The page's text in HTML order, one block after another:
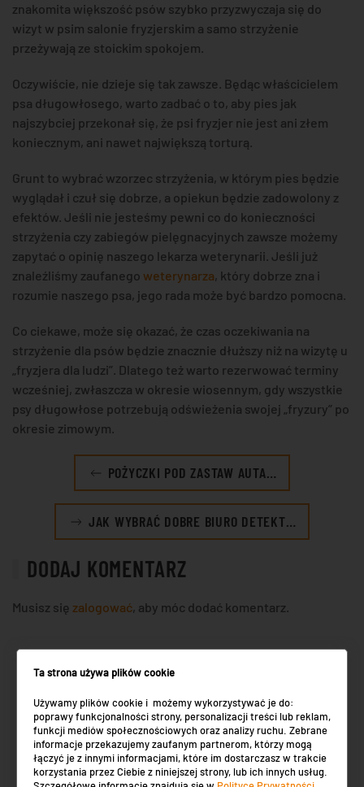
znakomita większość psów szybko przyzwyczaja się do
wizyt w psim salonie fryzjerskim a samo strzyżenie
przeżywają ze stoickim spokojem.
Oczywiście, nie dzieje się tak zawsze. Będąc właścicielem
psa długowłosego, warto zadbać o to, aby pies jak
najszybciej przekonał się, że psi fryzjer nie jest ani złem
koniecznym, ani nawet największą torturą.
Grunt to wybrać wzorzec strzyżenia, w którym pies będzie
wyglądał i czuł się dobrze, a opiekun będzie zadowolony z
efektów. Jeśli nie jesteśmy pewni co do konieczności
strzyżenia czy zabiegów pielęgnacyjnych zawsze możemy
zapytać o opinię naszego lekarza weterynarii. Jeśli już
znaleźliśmy zaufanego weterynarza, który dobrze zna i
rozumie naszego psa, jego rada może być bardzo pomocna.
Co ciekawe, może się okazać, że czas oczekiwania na
strzyżenie dla psów będzie znacznie dłuższy niż na wizytę u
„fryzjera dla ludzi”. Dlatego też warto rezerwować terminy
wcześniej, zwłaszcza w okresie wiosennym, gdy wszystkie
psy długowłose potrzebują odświeżenia swojej „fryzury” po
okresie zimowym.
POŻYCZKI POD ZASTAW AUTA…
JAK WYBRAĆ DOBRE BIURO DETEKT…
DODAJ KOMENTARZ
Musisz się zalogować, aby móc dodać komentarz.
NAJNOWSZE WPISY
Trawnik czy łąka kwietna: co wybrać do
przydomowego ogrodu
Skup aut, sprzedaż, czy złomowanie: co wybrać w
Ta strona używa plików cookie
Używamy plików cookie i możemy wykorzystywać je do:
poprawy funkcjonalności strony, personalizacji treści lub reklam,
funkcji mediów społecznościowych oraz analizy ruchu. Zebrane
informacje przekazujemy zaufanym partnerom, którzy mogą
łączyć je z innymi informacjami, które im dostarczasz w trakcie
korzystania przez Ciebie z niniejszej strony, lub ich innych usług.